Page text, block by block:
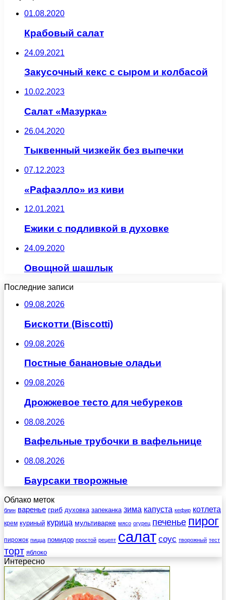
01.08.2020
Крабовый салат
24.09.2021
Закусочный кекс с сыром и колбасой
10.02.2023
Салат «Мазурка»
26.04.2020
Тыквенный чизкейк без выпечки
07.12.2023
«Рафаэлло» из киви
12.01.2021
Ежики с подливкой в духовке
24.09.2020
Овощной шашлык
Последние записи
09.08.2026
Бискотти (Biscotti)
09.08.2026
Постные банановые оладьи
09.08.2026
Дрожжевое тесто для чебуреков
08.08.2026
Вафельные трубочки в вафельнице
08.08.2026
Баурсаки творожные
Облако меток
блин варенье гриб духовка запеканка зима капуста кефир котлета
крем куриный курица мультиварке мясо огурец печенье пирог
пирожок пицца помидор простой рецепт салат соус творожный тест
торт яблоко
Интересно